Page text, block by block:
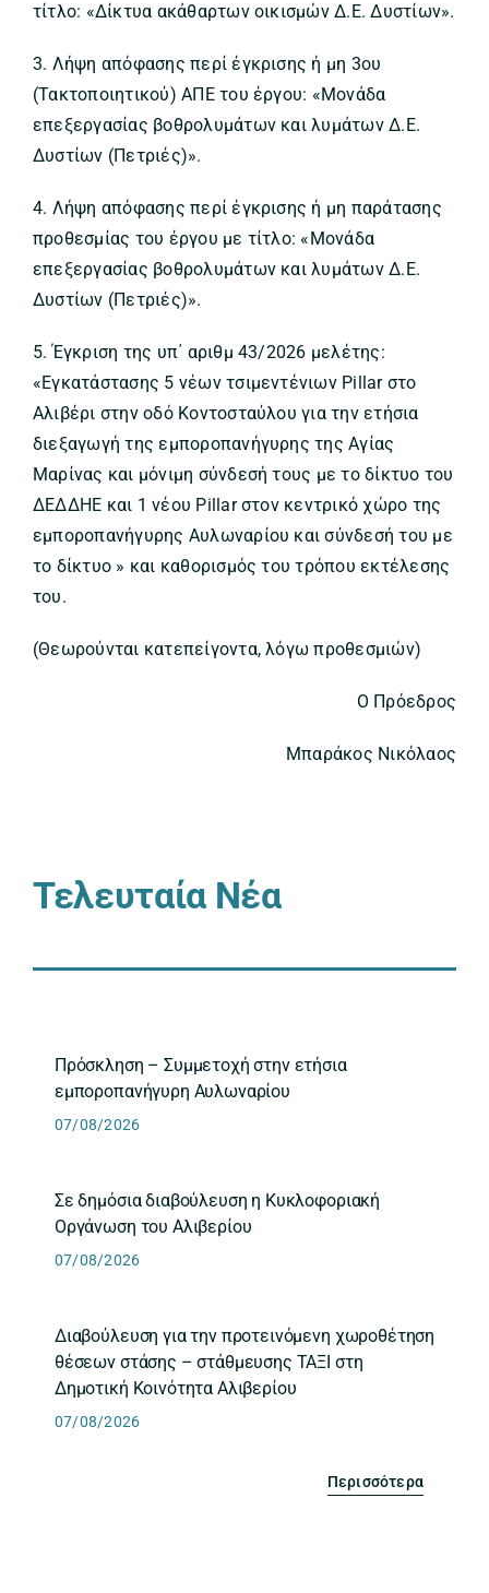
τίτλο: «Δίκτυα ακάθαρτων οικισμών Δ.Ε. Δυστίων».
3. Λήψη απόφασης περί έγκρισης ή μη 3ου
(Τακτοποιητικού) ΑΠΕ του έργου: «Μονάδα
επεξεργασίας βοθρολυμάτων και λυμάτων Δ.Ε.
Δυστίων (Πετριές)».
4. Λήψη απόφασης περί έγκρισης ή μη παράτασης
προθεσμίας του έργου με τίτλο: «Μονάδα
επεξεργασίας βοθρολυμάτων και λυμάτων Δ.Ε.
Δυστίων (Πετριές)».
5. Έγκριση της υπ΄ αριθμ 43/2026 μελέτης:
«Εγκατάστασης 5 νέων τσιμεντένιων Pillar στο
Αλιβέρι στην οδό Κοντοσταύλου για την ετήσια
διεξαγωγή της εμποροπανήγυρης της Αγίας
Μαρίνας και μόνιμη σύνδεσή τους με το δίκτυο του
ΔΕΔΔΗΕ και 1 νέου Pillar στον κεντρικό χώρο της
εμποροπανήγυρης Αυλωναρίου και σύνδεσή του με
το δίκτυο » και καθορισμός του τρόπου εκτέλεσης
του.
(Θεωρούνται κατεπείγοντα, λόγω προθεσμιών)
Ο Πρόεδρος
Μπαράκος Νικόλαος
Τελευταία Νέα
Πρόσκληση – Συμμετοχή στην ετήσια
εμποροπανήγυρη Αυλωναρίου
07/08/2026
Σε δημόσια διαβούλευση η Κυκλοφοριακή
Οργάνωση του Αλιβερίου
07/08/2026
Διαβούλευση για την προτεινόμενη χωροθέτηση
θέσεων στάσης – στάθμευσης ΤΑΞΙ στη
Δημοτική Κοινότητα Αλιβερίου
07/08/2026
Περισσότερα